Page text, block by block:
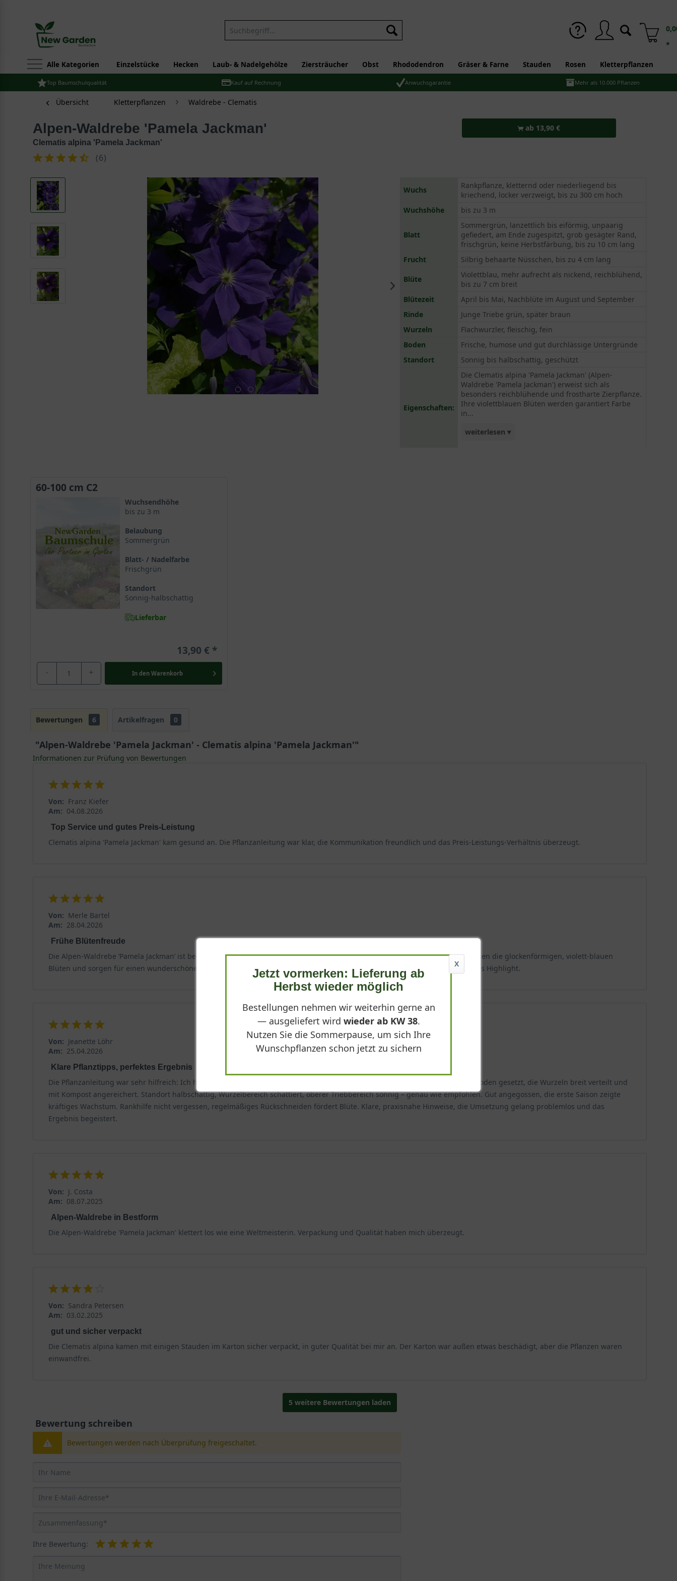
*
Alle Kategorien Einzelstücke Hecken Laub- & Nadelgehölze Ziersträucher Obst Rhododendron Gräser & Farne Stauden Rosen Kletterpflanzen
Top Baumschulqualität Kauf auf Rechnung Anwuchsgarantie Mehr als 10.000 Pflanzen
Übersicht Kletterpflanzen Waldrebe - Clematis
Alpen-Waldrebe 'Pamela Jackman'
Clematis alpina 'Pamela Jackman'
(6)
ab 13,90 €
Wuchs
Rankpflanze, kletternd oder niederliegend bis
kriechend, locker verzweigt, bis zu 300 cm hoch
Wuchshöhe
bis zu 3 m
Blatt
Sommergrün, lanzettlich bis eiförmig, unpaarig
gefiedert, am Ende zugespitzt, grob gesägter Rand,
frischgrün, keine Herbstfärbung, bis zu 10 cm lang
Frucht
Silbrig behaarte Nüsschen, bis zu 4 cm lang
Blüte
Violettblau, mehr aufrecht als nickend, reichblühend,
bis zu 7 cm breit
Blütezeit
April bis Mai, Nachblüte im August und September
Rinde
Junge Triebe grün, später braun
Wurzeln
Flachwurzler, fleischig, fein
Boden
Frische, humose und gut durchlässige Untergründe
Standort
Sonnig bis halbschattig, geschützt
Eigenschaften:
Die Clematis alpina 'Pamela Jackman' (Alpen-
Waldrebe 'Pamela Jackman') erweist sich als
besonders reichblühende und frostharte Zierpflanze.
Ihre violettblauen Blüten werden garantiert Farbe
in...
weiterlesen ▾
60-100 cm C2
Wuchsendhöhe
bis zu 3 m
Belaubung
Sommergrün
Blatt- / Nadelfarbe
Frischgrün
Standort
Sonnig-halbschattig
Lieferbar
13,90 €
- + In den Warenkorb
Bewertungen 6 Artikelfragen 0
"Alpen-Waldrebe 'Pamela Jackman' - Clematis alpina 'Pamela Jackman'"
Informationen zur Prüfung von Bewertungen
Von: Franz Kiefer
Am: 04.08.2026
Top Service und gutes Preis-Leistung
Clematis alpina 'Pamela Jackman' kam gesund an. Die Pflanzanleitung war klar, die Kommunikation freundlich und das Preis-Leistungs-Verhältnis überzeugt.
Von: Merle Bartel
Am: 28.04.2026
Frühe Blütenfreude
Die Alpen-Waldrebe ‘Pamela Jackman’ ist bei uns eine der ersten Pflanzen, die im Jahr Farbe zeigen. Schon im Frühjahr erscheinen die glockenförmigen, violett-blauen
Blüten und sorgen für einen wunderschönen Start in die Gartensaison. Gerade nach dem Winter ist diese frühe Blüte ein echtes Highlight.
Von: Jeanette Löhr
Am: 25.04.2026
Klare Pflanztipps, perfektes Ergebnis
Die Pflanzanleitung war sehr hilfreich: Ich habe die Alpen-Waldrebe 'Pamela Jackman' in einen humusreichen, durchlässigen Boden gesetzt, die Wurzeln breit verteilt und
mit Kompost angereichert. Standort halbschattig, Wurzelbereich schattiert, oberer Triebbereich sonnig – genau wie empfohlen. Gut angegossen, die erste Saison zeigte
kräftiges Wachstum. Rankhilfe nicht vergessen, regelmäßiges Rückschneiden fördert Blüte. Klare, praxisnahe Hinweise, die Umsetzung gelang problemlos und das
Ergebnis begeistert.
Von: J. Costa
Am: 08.07.2025
Alpen-Waldrebe in Bestform
Die Alpen-Waldrebe 'Pamela Jackman' klettert los wie eine Weltmeisterin. Verpackung und Qualität haben mich überzeugt.
Von: Sandra Petersen
Am: 03.02.2025
gut und sicher verpackt
Die Clematis alpina kamen mit einigen Stauden im Karton sicher verpackt, in guter Qualität bei mir an. Der Karton war außen etwas beschädigt, aber die Pflanzen waren
einwandfrei.
5 weitere Bewertungen laden
Bewertung schreiben
Bewertungen werden nach Überprüfung freigeschaltet.
Ihre Bewertung:
X
Jetzt vormerken: Lieferung ab
Herbst wieder möglich
Bestellungen nehmen wir weiterhin gerne an
— ausgeliefert wird wieder ab KW 38.
Nutzen Sie die Sommerpause, um sich Ihre
Wunschpflanzen schon jetzt zu sichern